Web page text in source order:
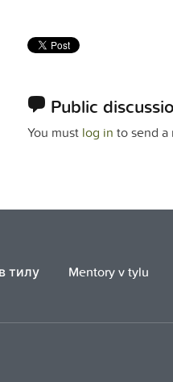
Public
You must log in to send a
тилу Mentory v tylu